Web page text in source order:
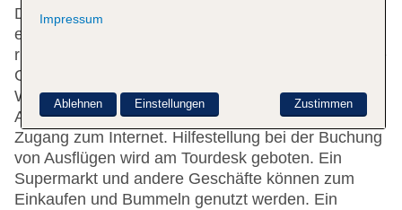
Das Hotel bietet 105 Zimmer auf 8 Etagen, die mit
einem Aufzug erreichbar sind. Die Rezeption ist
rund um die Uhr besetzt. Serviceleistungen wie eine
Gepäckaufbewahrung, ein Safe und eine
Wechselstube tragen zu einem komfortablen
Aufenthalt bei. Per WLAN erhalten die Gäste
Zugang zum Internet. Hilfestellung bei der Buchung
von Ausflügen wird am Tourdesk geboten. Ein
Supermarkt und andere Geschäfte können zum
Einkaufen und Bummeln genutzt werden. Ein
Impressum
Zustimmen
Ablehnen Einstellungen